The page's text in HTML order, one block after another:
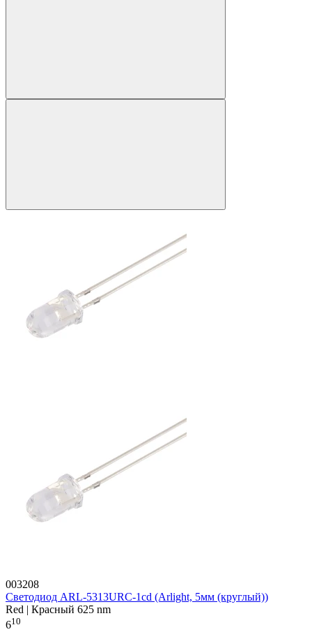
003208
Светодиод ARL-5313URC-1cd (Arlight, 5мм (круглый))
Red | Красный 625 nm
610